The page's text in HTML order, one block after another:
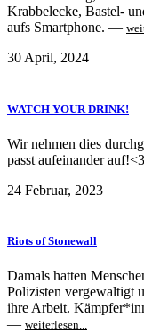
Krabbelecke, Bastel-
aufs Smartphone. —
30 April, 2024
WATCH YOUR DRINK!
Wir nehmen dies
passt aufeinander
24 Februar, 2023
Riots of Stonewall
Damals hatten
Polizisten vergewaltigt
ihre Arbeit.
— weiterlesen...